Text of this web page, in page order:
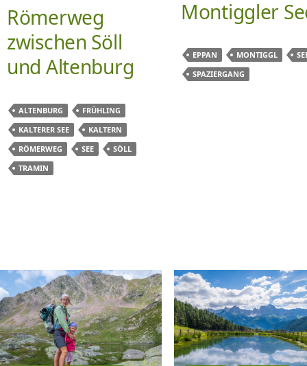
Römerweg
zwischen Söll
und Altenburg
ALTENBURG
FRÜHLING
KALTERER SEE
KALTERN
RÖMERWEG
SEE
SÖLL
TRAMIN
Montiggler
EPPAN MONTIGGL
SPAZIERGANG